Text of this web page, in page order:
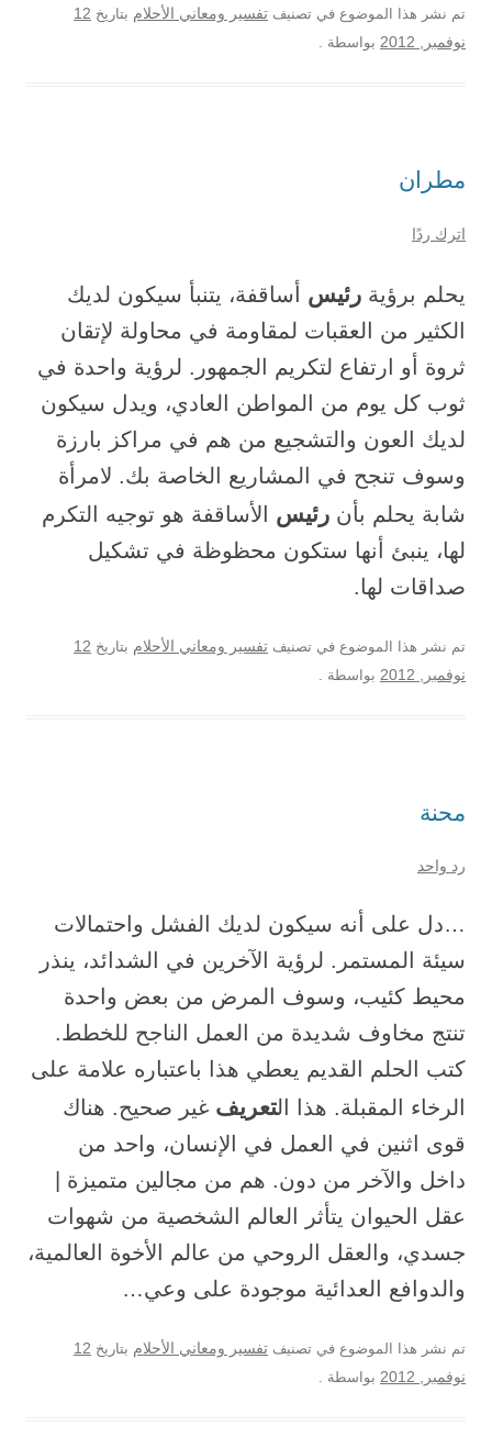
تم نشر هذا الموضوع في تصنيف تفسير ومعاني الأحلام بتاريخ 12
نوفمبر, 2012
بواسطة .
مطران
اترك ردًا
يحلم برؤية رئيس أساقفة، يتنبأ سيكون لديك
الكثير من العقبات لمقاومة في محاولة لإتقان
ثروة أو ارتفاع لتكريم الجمهور. لرؤية واحدة في
ثوب كل يوم من المواطن العادي، ويدل سيكون
لديك العون والتشجيع من هم في مراكز بارزة
وسوف تنجح في المشاريع الخاصة بك. لامرأة
شابة يحلم بأن رئيس الأساقفة هو توجيه التكرم
لها، ينبئ أنها ستكون محظوظة في تشكيل
صداقات لها.
تم نشر هذا الموضوع في تصنيف تفسير ومعاني الأحلام بتاريخ 12
نوفمبر, 2012
بواسطة .
محنة
رد واحد
…دل على أنه سيكون لديك الفشل واحتمالات
سيئة المستمر. لرؤية الآخرين في الشدائد، ينذر
محيط كئيب، وسوف المرض من بعض واحدة
تنتج مخاوف شديدة من العمل الناجح للخطط.
كتب الحلم القديم يعطي هذا باعتباره علامة على
الرخاء المقبلة. هذا التعريف غير صحيح. هناك
قوى اثنين في العمل في الإنسان، واحد من
داخل والآخر من دون. هم من مجالين متميزة |
عقل الحيوان يتأثر العالم الشخصية من شهوات
جسدي، والعقل الروحي من عالم الأخوة العالمية،
والدوافع العدائية موجودة على وعي…
تم نشر هذا الموضوع في تصنيف تفسير ومعاني الأحلام بتاريخ 12
نوفمبر, 2012
بواسطة .